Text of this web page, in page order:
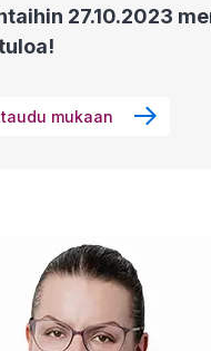
27.10.2023
mukaan